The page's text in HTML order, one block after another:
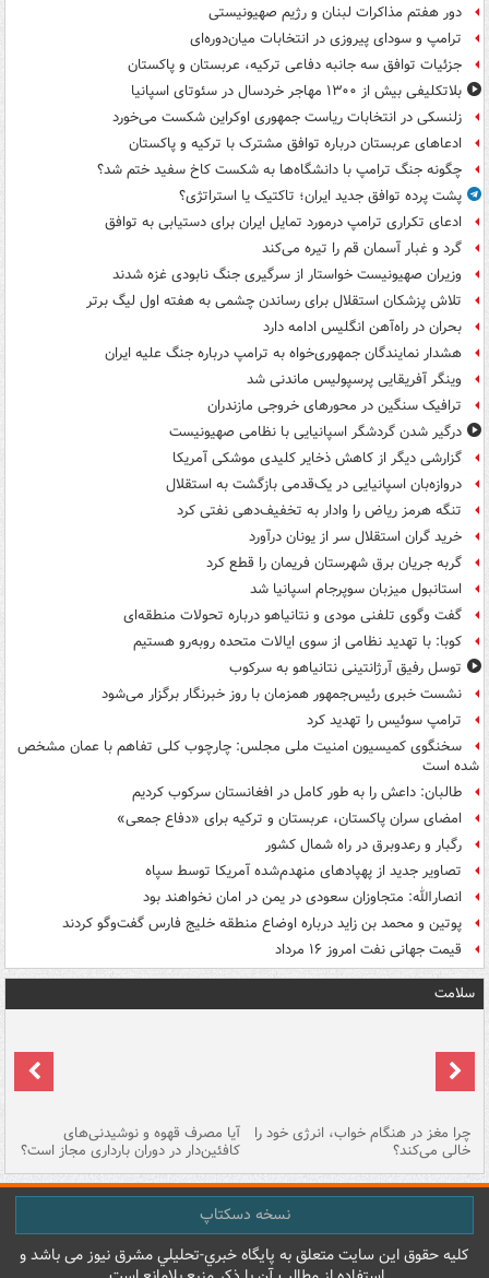
دور هفتم مذاکرات لبنان و رژیم صهیونیستی
ترامپ و سودای پیروزی در انتخابات میان‌دوره‌ای
جزئیات توافق سه جانبه دفاعی ترکیه، عربستان و پاکستان
بلاتکلیفی بیش از ۱۳۰۰ مهاجر خردسال در سئوتای اسپانیا
زلنسکی در انتخابات ریاست جمهوری اوکراین شکست می‌خورد
ادعاهای عربستان درباره توافق مشترک با ترکیه و پاکستان
چگونه جنگ ترامپ با دانشگاه‌ها به شکست کاخ سفید ختم شد؟
پشت پرده توافق جدید ایران؛ تاکتیک یا استراتژی؟
ادعای تکراری ترامپ درمورد تمایل ایران برای دستیابی به توافق
گرد و غبار آسمان قم را تیره می‌کند
وزیران صهیونیست خواستار از سرگیری جنگ نابودی غزه شدند
تلاش پزشکان استقلال برای رساندن چشمی به هفته اول لیگ برتر
بحران در راه‌آهن انگلیس ادامه دارد
هشدار نمایندگان جمهوری‌خواه به ترامپ درباره جنگ علیه ایران
وینگر آفریقایی پرسپولیس ماندنی شد
ترافیک سنگین در محورهای خروجی مازندران
درگیر شدن گردشگر اسپانیایی با نظامی صهیونیست
گزارشی دیگر از کاهش ذخایر کلیدی موشکی آمریکا
دروازه‌بان اسپانیایی در یک‌قدمی بازگشت به استقلال
تنگه هرمز ریاض را وادار به تخفیف‌دهی نفتی کرد
خرید گران استقلال سر از یونان درآورد
گربه جریان برق شهرستان فریمان را قطع کرد
استانبول میزبان سوپرجام اسپانیا شد
گفت وگوی تلفنی مودی و نتانیاهو درباره تحولات منطقه‌ای
کوبا: با تهدید نظامی از سوی ایالات متحده روبه‌رو هستیم
توسل رفیق آرژانتینی نتانیاهو به سرکوب
نشست خبری رئیس‌جمهور همزمان با روز خبرنگار برگزار می‌شود
ترامپ سوئیس را تهدید کرد
سخنگوی کمیسیون امنیت ملی مجلس: چارچوب کلی تفاهم با عمان مشخص
شده است
طالبان: داعش را به طور کامل در افغانستان سرکوب کردیم
امضای سران پاکستان، عربستان و ترکیه برای «دفاع جمعی»
رگبار و رعدوبرق در راه شمال کشور
تصاویر جدید از پهپادهای منهدم‌شده آمریکا توسط سپاه
انصارالله: متجاوزان سعودی در یمن در امان نخواهند بود
پوتین و محمد بن زاید درباره اوضاع منطقه خلیج فارس گفت‌وگو کردند
قیمت جهانی نفت امروز ۱۶ مرداد
سلامت
چرا مغز در هنگام خواب، انرژی خود را
خالی می‌کند؟
آیا مصرف قهوه و نوشیدنی‌های
کافئین‌دار در دوران بارداری مجاز است؟
نسخه دسکتاپ
کليه حقوق اين سايت متعلق به پایگاه خبري-تحليلي مشرق نيوز می باشد و